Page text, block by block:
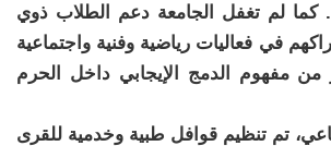
كما لم تغفل الجامعة دعم الطلاب ذوي
في فعاليات رياضية وفنية واجتماعية
مفهوم الدمج الإيجابي داخل الحرم
تم تنظيم قوافل طبية وخدمية للقرى